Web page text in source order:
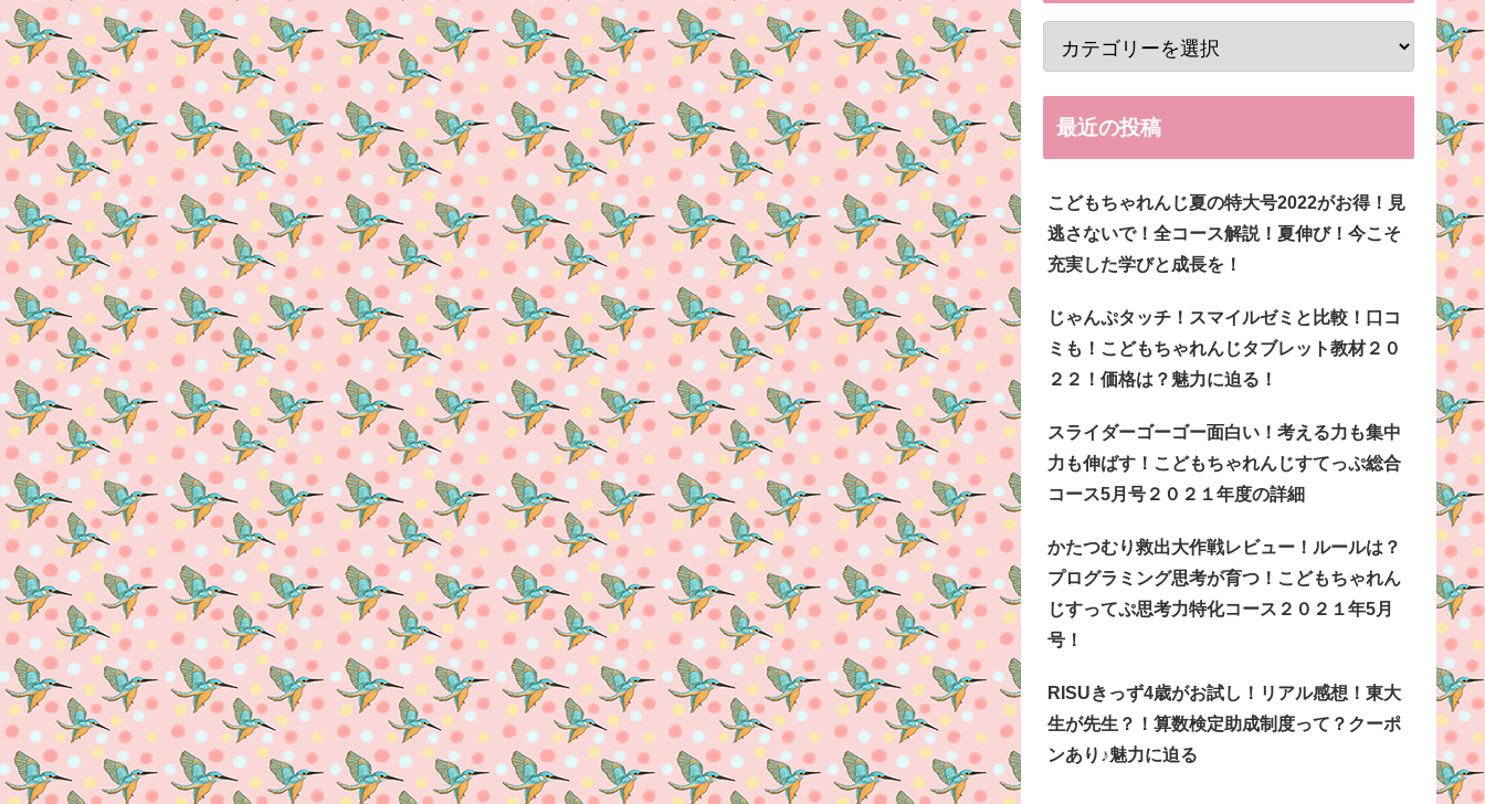
最近の投稿
こどもちゃれんじ夏の特大号2022がお得！見
逃さないで！全コース解説！夏伸び！今こそ
充実した学びと成長を！
じゃんぷタッチ！スマイルゼミと比較！口コ
ミも！こどもちゃれんじタブレット教材２０
２２！価格は？魅力に迫る！
スライダーゴーゴー面白い！考える力も集中
力も伸ばす！こどもちゃれんじすてっぷ総合
コース5月号２０２１年度の詳細
かたつむり救出大作戦レビュー！ルールは？
プログラミング思考が育つ！こどもちゃれん
じすってぷ思考力特化コース２０２１年5月
号！
RISUきっず4歳がお試し！リアル感想！東大
生が先生？！算数検定助成制度って？クーポ
ンあり♪魅力に迫る